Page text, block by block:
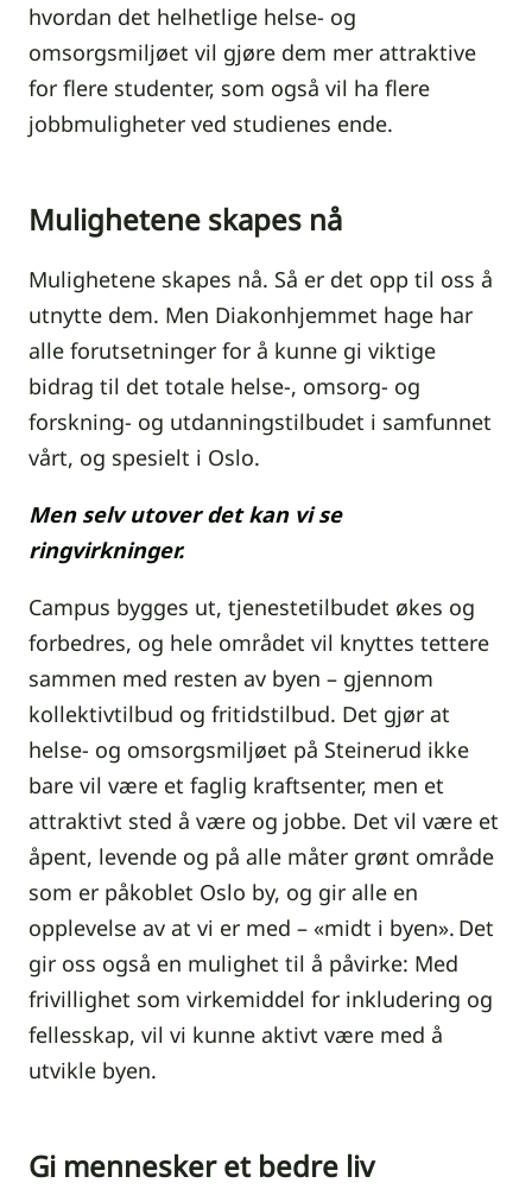
hvordan det helhetlige helse- og
omsorgsmiljøet vil gjøre dem mer attraktive
for flere studenter, som også vil ha flere
jobbmuligheter ved studienes ende.
Mulighetene skapes nå
Mulighetene skapes nå. Så er det opp til oss å
utnytte dem. Men Diakonhjemmet hage har
alle forutsetninger for å kunne gi viktige
bidrag til det totale helse-, omsorg- og
forskning- og utdanningstilbudet i samfunnet
vårt, og spesielt i Oslo.
Men selv utover det kan vi se
ringvirkninger.
Campus bygges ut, tjenestetilbudet økes og
forbedres, og hele området vil knyttes tettere
sammen med resten av byen – gjennom
kollektivtilbud og fritidstilbud. Det gjør at
helse- og omsorgsmiljøet på Steinerud ikke
bare vil være et faglig kraftsenter, men et
attraktivt sted å være og jobbe. Det vil være et
åpent, levende og på alle måter grønt område
som er påkoblet Oslo by, og gir alle en
opplevelse av at vi er med – «midt i byen». Det
gir oss også en mulighet til å påvirke: Med
frivillighet som virkemiddel for inkludering og
fellesskap, vil vi kunne aktivt være med å
utvikle byen.
Gi mennesker et bedre liv